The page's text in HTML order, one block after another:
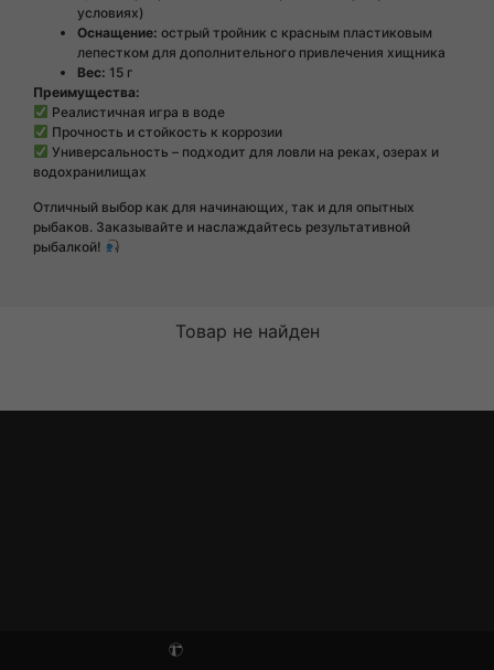
условиях)
Оснащение: острый тройник с красным пластиковым
лепестком для дополнительного привлечения хищника
Вес: 15 г
Преимущества:
Реалистичная игра в воде
Прочность и стойкость к коррозии
Универсальность – подходит для ловли на реках, озерах и
водохранилищах
Отличный выбор как для начинающих, так и для опытных
рыбаков. Заказывайте и наслаждайтесь результативной
рыбалкой!
Товар не найден